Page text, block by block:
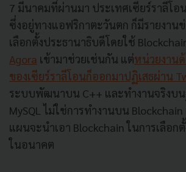
7 มีนาคมที่ผ่านมา ประเทศเซียร์ราลีโอ
ซึ่งอยู่ทางแอฟริกาตะวันตก ก็มีรายงาน
เลือกตั้งประธานาธิบดีโดยใช้
Agora เข้ามาช่วยเช่นกัน แต่หน่วยงาน
ของเซียร์ราลีโอนก็ออกมาปฏิเสธผ่าน
ระบบพัฒนาบน C++ และทำงานจริงบ
MySQL ไม่ใช่การทำงานบน
แผนจะนำเอา Blockchain ในการเลือก
ในอนาคต